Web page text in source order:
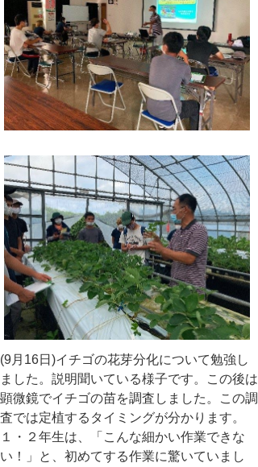
(9月16日)イチゴの花芽分化について勉強し
ました。説明聞いている様子です。この後は
顕微鏡でイチゴの苗を調査しました。この調
査では定植するタイミングが分かります。
１・２年生は、「こんな細かい作業できな
い！」と、初めてする作業に驚いていまし